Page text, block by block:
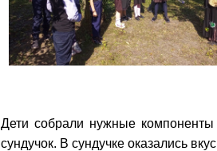
Дети собрали нужные
сундучок. В сундучке оказались